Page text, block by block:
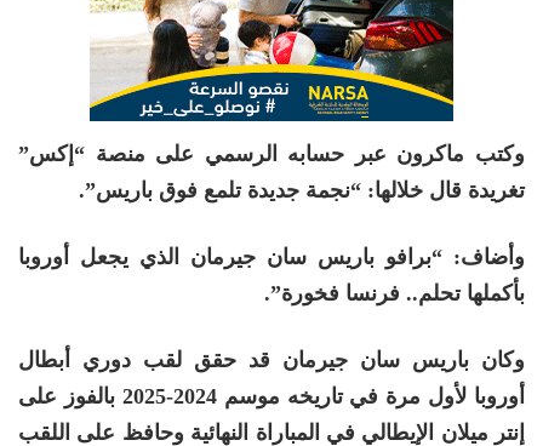
وكتب ماكرون عبر حسابه الرسمي على منصة “إكس”
تغريدة قال خلالها: “نجمة جديدة تلمع فوق باريس”.
وأضاف: “برافو باريس سان جيرمان الذي يجعل أوروبا
بأكملها تحلم.. فرنسا فخورة”.
وكان باريس سان جيرمان قد حقق لقب دوري أبطال
أوروبا لأول مرة في تاريخه موسم 2024-2025 بالفوز على
إنتر ميلان الإيطالي في المباراة النهائية وحافظ على اللقب